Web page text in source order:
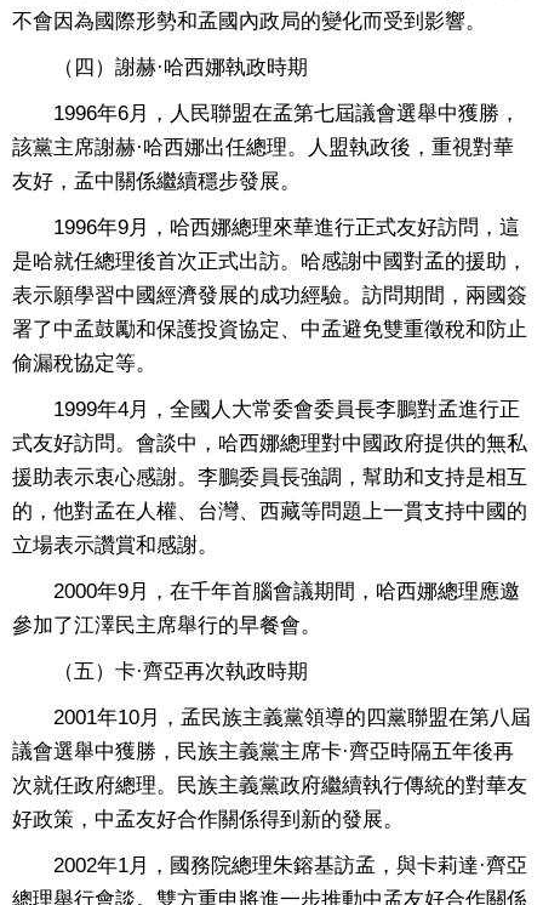
不會因為國際形勢和孟國內政局的變化而受到影響。
（四）謝赫·哈西娜執政時期
1996年6月，人民聯盟在孟第七屆議會選舉中獲勝，
該黨主席謝赫·哈西娜出任總理。人盟執政後，重視對華
友好，孟中關係繼續穩步發展。
1996年9月，哈西娜總理來華進行正式友好訪問，這
是哈就任總理後首次正式出訪。哈感謝中國對孟的援助，
表示願學習中國經濟發展的成功經驗。訪問期間，兩國簽
署了中孟鼓勵和保護投資協定、中孟避免雙重徵稅和防止
偷漏稅協定等。
1999年4月，全國人大常委會委員長李鵬對孟進行正
式友好訪問。會談中，哈西娜總理對中國政府提供的無私
援助表示衷心感謝。李鵬委員長強調，幫助和支持是相互
的，他對孟在人權、台灣、西藏等問題上一貫支持中國的
立場表示讚賞和感謝。
2000年9月，在千年首腦會議期間，哈西娜總理應邀
參加了江澤民主席舉行的早餐會。
（五）卡·齊亞再次執政時期
2001年10月，孟民族主義黨領導的四黨聯盟在第八屆
議會選舉中獲勝，民族主義黨主席卡·齊亞時隔五年後再
次就任政府總理。民族主義黨政府繼續執行傳統的對華友
好政策，中孟友好合作關係得到新的發展。
2002年1月，國務院總理朱鎔基訪孟，與卡莉達·齊亞
總理舉行會談。雙方重申將進一步推動中孟友好合作關係